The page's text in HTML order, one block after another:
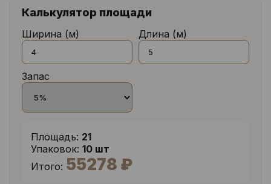
Калькулятор площади
Ширина (м) Длина (м)
Запас
Площадь: 21
Упаковок: 10 шт
Итого: 55278 ₽